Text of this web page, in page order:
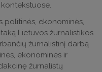
politinės, ekonominės,
Lietuvos žurnalistikos
žurnalistinį darbą
ekonomines ir
žurnalistų